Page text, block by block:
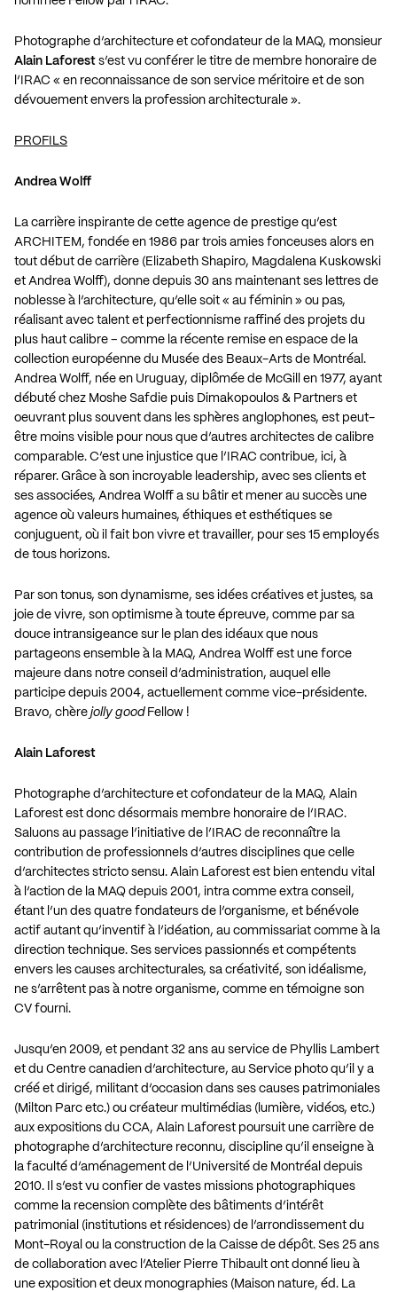
Photographe d’architecture et cofondateur de la MAQ, monsieur
Alain Laforest s’est vu conférer le titre de membre honoraire de
l’IRAC « en reconnaissance de son service méritoire et de son
dévouement envers la profession architecturale ».
PROFILS
Andrea Wolff
La carrière inspirante de cette agence de prestige qu’est
ARCHITEM, fondée en 1986 par trois amies fonceuses alors en
tout début de carrière (Elizabeth Shapiro, Magdalena Kuskowski
et Andrea Wolff), donne depuis 30 ans maintenant ses lettres de
noblesse à l’architecture, qu’elle soit « au féminin » ou pas,
réalisant avec talent et perfectionnisme raffiné des projets du
plus haut calibre – comme la récente remise en espace de la
collection européenne du Musée des Beaux-Arts de Montréal.
Andrea Wolff, née en Uruguay, diplômée de McGill en 1977, ayant
débuté chez Moshe Safdie puis Dimakopoulos & Partners et
oeuvrant plus souvent dans les sphères anglophones, est peut-
être moins visible pour nous que d’autres architectes de calibre
comparable. C’est une injustice que l’IRAC contribue, ici, à
réparer. Grâce à son incroyable leadership, avec ses clients et
ses associées, Andrea Wolff a su bâtir et mener au succès une
agence où valeurs humaines, éthiques et esthétiques se
conjuguent, où il fait bon vivre et travailler, pour ses 15 employés
de tous horizons.
Par son tonus, son dynamisme, ses idées créatives et justes, sa
joie de vivre, son optimisme à toute épreuve, comme par sa
douce intransigeance sur le plan des idéaux que nous
partageons ensemble à la MAQ, Andrea Wolff est une force
majeure dans notre conseil d’administration, auquel elle
participe depuis 2004, actuellement comme vice-présidente.
Bravo, chère jolly goodFellow !
Alain Laforest
Photographe d’architecture et cofondateur de la MAQ, Alain
Laforest est donc désormais membre honoraire de l’IRAC.
Saluons au passage l’initiative de l’IRAC de reconnaître la
contribution de professionnels d’autres disciplines que celle
d’architectes stricto sensu. Alain Laforest est bien entendu vital
à l’action de la MAQ depuis 2001, intra comme extra conseil,
étant l’un des quatre fondateurs de l’organisme, et bénévole
actif autant qu’inventif à l’idéation, au commissariat comme à la
direction technique. Ses services passionnés et compétents
envers les causes architecturales, sa créativité, son idéalisme,
ne s’arrêtent pas à notre organisme, comme en témoigne son
CV fourni.
Jusqu’en 2009, et pendant 32 ans au service de Phyllis Lambert
et du Centre canadien d’architecture, au Service photo qu’il y a
créé et dirigé, militant d’occasion dans ses causes patrimoniales
(Milton Parc etc.) ou créateur multimédias (lumière, vidéos, etc.)
aux expositions du CCA, Alain Laforest poursuit une carrière de
photographe d’architecture reconnu, discipline qu’il enseigne à
la faculté d’aménagement de l’Université de Montréal depuis
2010. Il s’est vu confier de vastes missions photographiques
comme la recension complète des bâtiments d’intérêt
patrimonial (institutions et résidences) de l’arrondissement du
Mont-Royal ou la construction de la Caisse de dépôt. Ses 25 ans
de collaboration avec l’Atelier Pierre Thibault ont donné lieu à
une exposition et deux monographies (Maison nature, éd. La